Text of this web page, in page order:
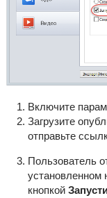
Включите
Загрузите
отправьте
Пользователь
установленном
кнопкой